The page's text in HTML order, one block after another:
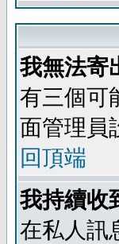
我無法寄
有三個可
面管理員
回頂端
我持續收
在私人訊